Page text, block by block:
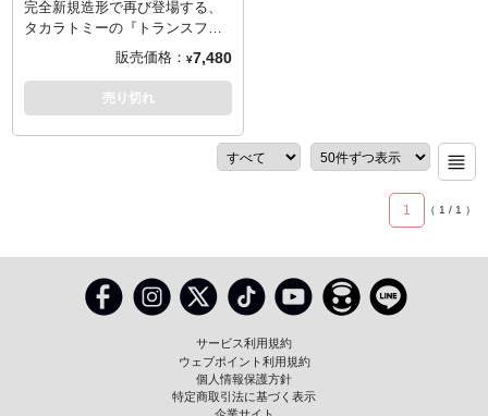
ません。
■シリーズ名: ミュージアムマス
■製造・発売: 株式会社プライム
■サイズ: 全高約92.3cm/全幅約
72.3cm/奥行約69cm（最大）
■重量: 約33.2kg
素材を使用）
■数量: 後日発表（台座裏とパッ
ケージにシリアルナンバー入
り）
ご予約をお願いいたします～
■発売時期につきましては予定と
なりますため、大幅に遅れや前
倒しとなる場合もございます。
■ご予約いただいた時点で、商品
（内金確認をもってご予約受付
■商品入荷のご案内後に通常どお
り配送指示をお願いします。
はご予約後に別途内金のご案内
■お客様都合による本商品の返
品・キャンセルは一切受付でき
完全新規造形で再び登場する、
タカラトミーの『トランスフォ
ーマー』スタジオシリーズ！映
画3作目『トランスフォーマー
ダークサイドムーン』に登場し
たショックウェーブがスケール
ンズと共に登場。ビークルモー
ドはエイリアンタンクに変形、
販売価格： ¥7,480
売り切れ
1 （ 1 / 1 ）
サービス利用規約
ウェブポイント利用規約
個人情報保護方針
特定商取引法に基づく表示